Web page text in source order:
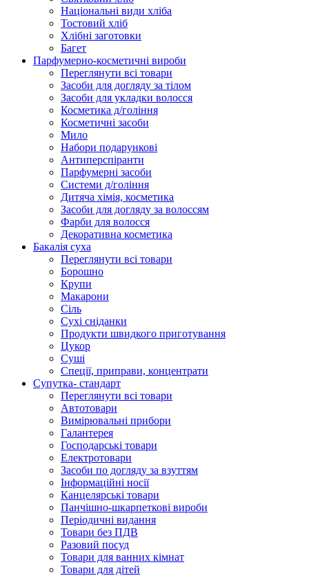
Національні види хліба
Тостовий хліб
Хлібні заготовки
Багет
Парфумерно-косметичні вироби
Переглянути всі товари
Засоби для догляду за тілом
Засоби для укладки волосся
Косметика д/гоління
Косметичні засоби
Мило
Набори подарункові
Антиперспіранти
Парфумерні засоби
Системи д/гоління
Дитяча хімія, косметика
Засоби для догляду за волоссям
Фарби для волосся
Декоративна косметика
Бакалія суха
Переглянути всі товари
Борошно
Крупи
Макарони
Сіль
Сухі сніданки
Продукти швидкого приготування
Цукор
Суші
Спеції, приправи, концентрати
Супутка- стандарт
Переглянути всі товари
Автотовари
Вимірювальні прибори
Галантерея
Господарські товари
Електротовари
Засоби по догляду за взуттям
Інформаційні носії
Канцелярські товари
Панчішно-шкарпеткові вироби
Періодичні видання
Товари без ПДВ
Разовий посуд
Товари для ванних кімнат
Товари для дітей